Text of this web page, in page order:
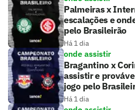
Palmeiras x
escalações e
pelo Brasileirão
Há 1 dia
onde assistir
Bragantino x
assistir e
jogo pelo
Há 1 dia